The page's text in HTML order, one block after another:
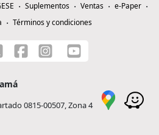
Suplementos Ventas
e-Paper
Términos y condiciones
0815-00507, Zona 4